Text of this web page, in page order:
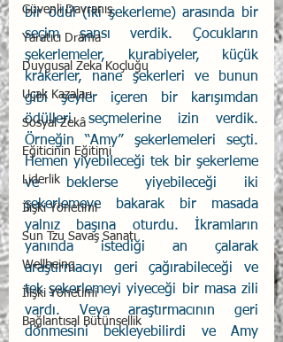
Güvenli Davranış
Yaratıcı Drama
Duygusal Zeka Koçluğu
Uçak Kazaları
Sosyal Zekâ
Eğiticinin Eğitimi
Liderlik
İlişki Yönetimi
Sun Tzu Savaş Sanatı
Wellbeing
İlişki Yönetimi
Bağlantısal Bütünsellik
bir ödül (iki şekerleme) arasında bir
seçim şansı verdik. Çocukların
şekerlemeler, kurabiyeler, küçük
krakerler, nane şekerleri ve bunun
gibi şeyler içeren bir karışımdan
ödülleri seçmelerine izin verdik.
Örneğin “Amy” şekerlemeleri seçti.
Hemen yiyebileceği tek bir şekerleme
ve beklerse yiyebileceği iki
şekerlemeye bakarak bir masada
yalnız başına oturdu. İkramların
yanında istediği an çalarak
araştırmacıyı geri çağırabileceği ve
tek şekerlemeyi yiyeceği bir masa zili
vardı. Veya araştırmacının geri
dönmesini bekleyebilirdi ve Amy